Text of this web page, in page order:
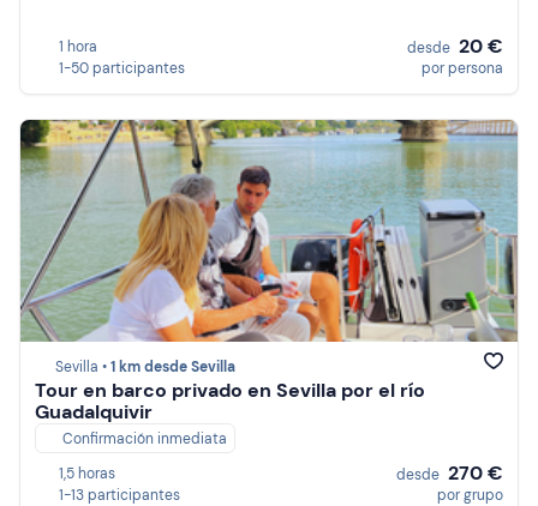
1 hora
1-50 participantes
desde 20 €
por persona
Sevilla •1 km desde Sevilla
Tour en barco privado en Sevilla por el río
Guadalquivir
Confirmación inmediata
1,5 horas
1-13 participantes
desde 270 €
por grupo